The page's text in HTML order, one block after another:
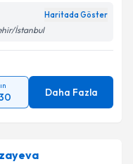
ilişkin
Aydınlatma
belirtilen
ediyorum.
Gönder
Haritada Göster
İstanbul
Daha Fazla